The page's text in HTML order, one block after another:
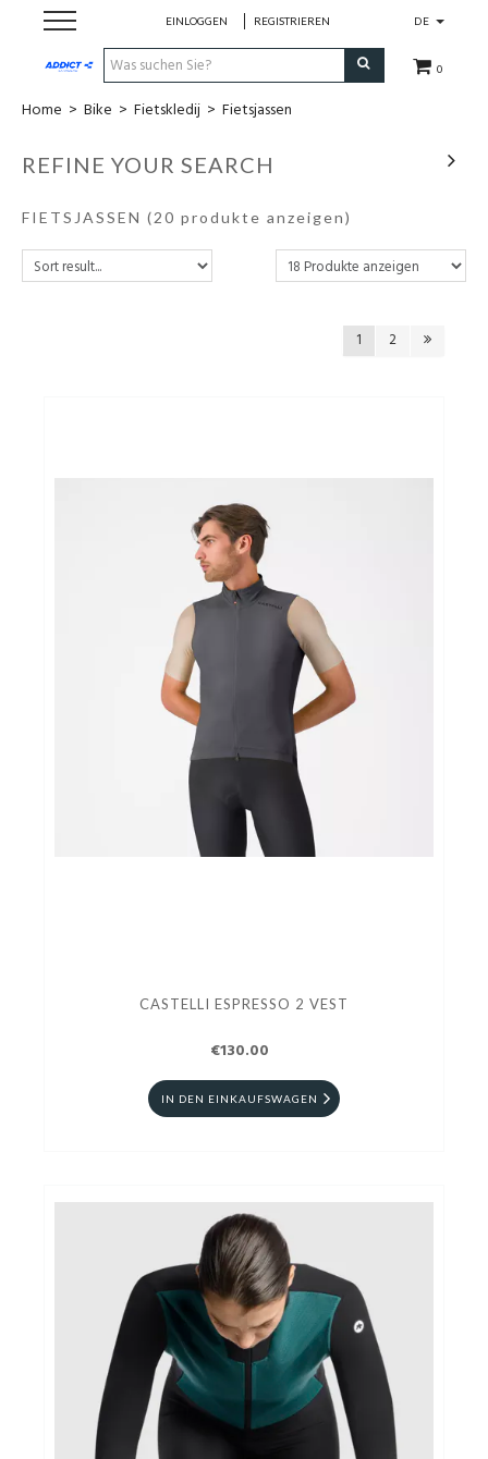
DE
0
EINLOGGEN REGISTRIEREN
Cadeaubon
Loopschoenen
Home > Bike > Fietskledij > Fietsjassen
REFINE YOUR SEARCH
FIETSJASSEN (20 produkte anzeigen)
1 2
CASTELLI ESPRESSO 2 VEST
€130.00
IN DEN EINKAUFSWAGEN